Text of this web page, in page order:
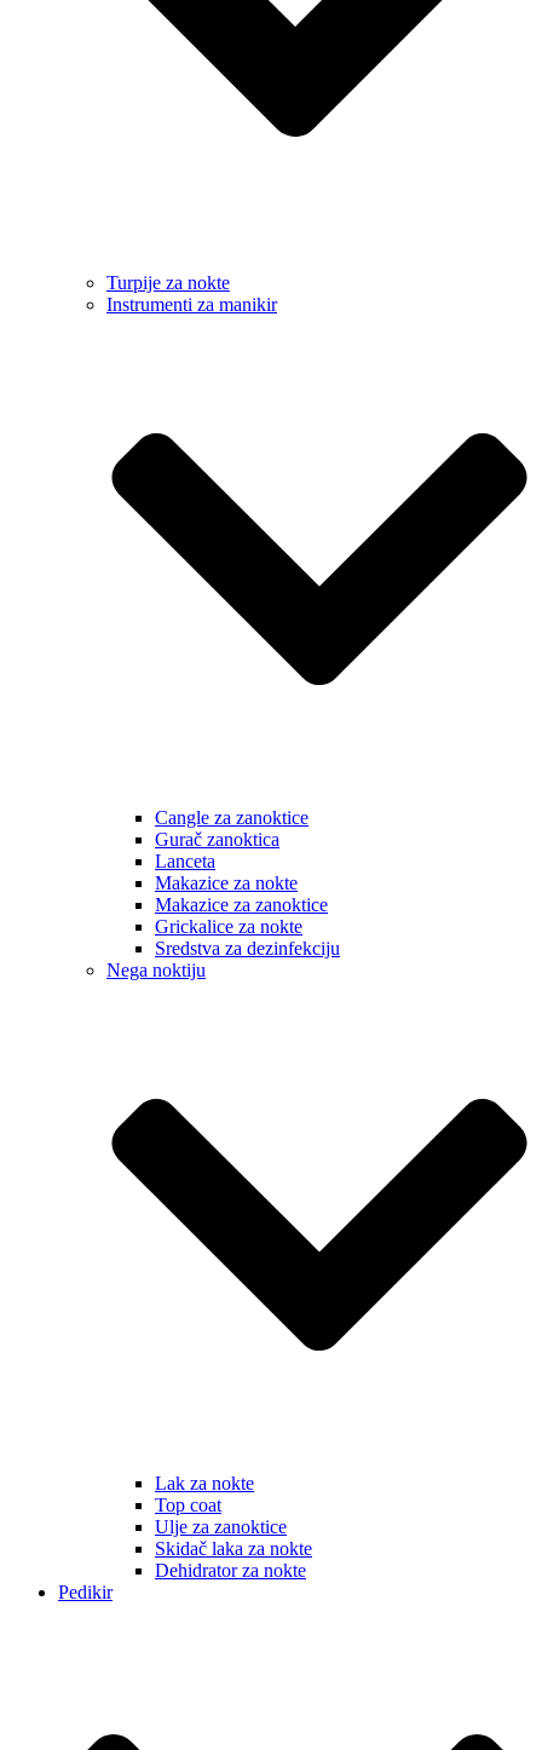
Turpije za nokte
Instrumenti za manikir
Cangle za zanoktice
Gurač zanoktica
Lanceta
Makazice za nokte
Makazice za zanoktice
Grickalice za nokte
Sredstva za dezinfekciju
Nega noktiju
Lak za nokte
Top coat
Ulje za zanoktice
Skidač laka za nokte
Dehidrator za nokte
Pedikir